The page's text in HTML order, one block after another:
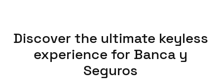
Discover the ultimate keyless
experience for Banca y
Seguros